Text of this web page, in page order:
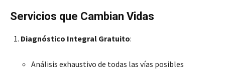
Servicios que Cambian Vidas
Diagnóstico Integral Gratuito:
Análisis exhaustivo de todas las vías posibles